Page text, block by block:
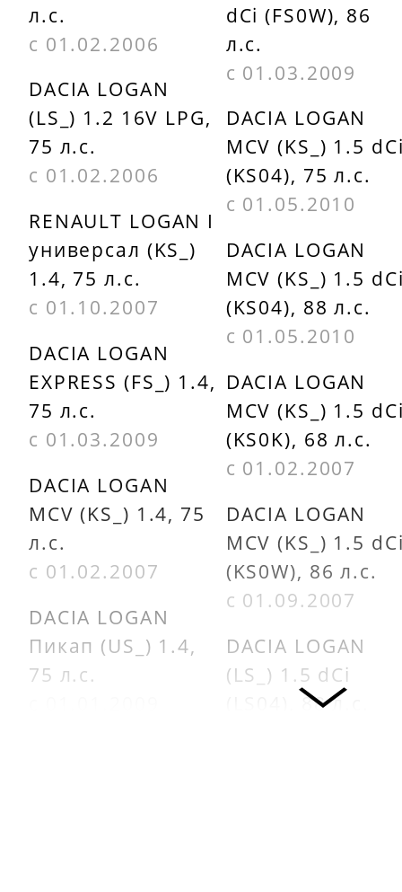
л.с.
с 01.02.2006
DACIA LOGAN
(LS_) 1.2 16V LPG,
75 л.с.
с 01.02.2006
RENAULT LOGAN I
универсал (KS_)
1.4, 75 л.с.
с 01.10.2007
DACIA LOGAN
EXPRESS (FS_) 1.4,
75 л.с.
с 01.03.2009
DACIA LOGAN
MCV (KS_) 1.4, 75
л.с.
с 01.02.2007
DACIA LOGAN
Пикап (US_) 1.4,
75 л.с.
dCi (FS0W), 86
л.с.
с 01.03.2009
DACIA LOGAN
MCV (KS_) 1.5
(KS04), 75 л.с.
с 01.05.2010
DACIA LOGAN
MCV (KS_) 1.5
(KS04), 88 л.с.
с 01.05.2010
DACIA LOGAN
MCV (KS_) 1.5
(KS0K), 68 л.с.
с 01.02.2007
DACIA LOGAN
MCV (KS_) 1.5
(KS0W), 86 л.с.
с 01.09.2007
DACIA LOGAN
(LS_) 1.5 dCi
(LS04), 88 л.с.